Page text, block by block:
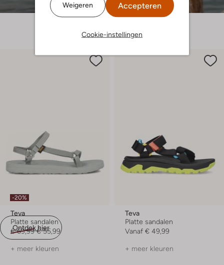
Weigeren Accepteren
Cookie-instellingen
Ontdek hier
-20%
Teva
Platte sandalen
€ 69,99 € 55,99
+ meer kleuren
Teva
Platte sandalen
Vanaf € 49,99
+ meer kleuren